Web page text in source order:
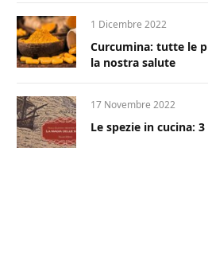
1 Dicembre 2022
Curcumina: tutte le
la nostra salute
17 Novembre 2022
Le spezie in cucina: